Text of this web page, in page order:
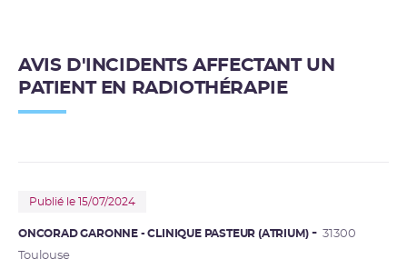
AVIS D'INCIDENTS AFFECTANT UN
PATIENT EN RADIOTHÉRAPIE
Publié le 15/07/2024
ONCORAD GARONNE - CLINIQUE PASTEUR (ATRIUM)
31300
Toulouse